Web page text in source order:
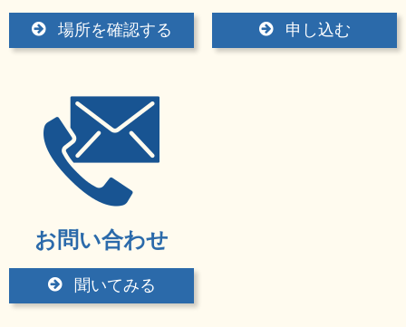
場所を確認する 申し込む
お問い合わせ
聞いてみる